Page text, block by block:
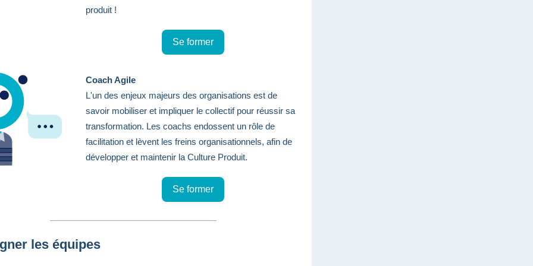
produit !
Se former
Coach Agile
L'un des enjeux majeurs des organisations est de
savoir mobiliser et impliquer le collectif pour réussir sa
transformation. Les coachs endossent un rôle de
facilitation et lèvent les freins organisationnels, afin de
développer et maintenir la Culture Produit.
Se former
les équipes